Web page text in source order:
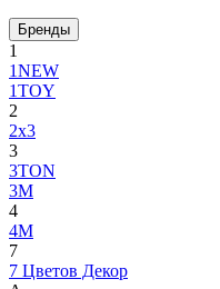
Бренды
1
1NEW
1TOY
2
2x3
3
3TON
3М
4
4M
7
7 Цветов Декор